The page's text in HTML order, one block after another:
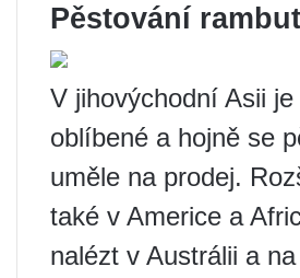
Pěstování
V jihovýchodní Asii
oblíbené a hojně se
uměle na prodej.
také v Americe a
nalézt v Austrálii a